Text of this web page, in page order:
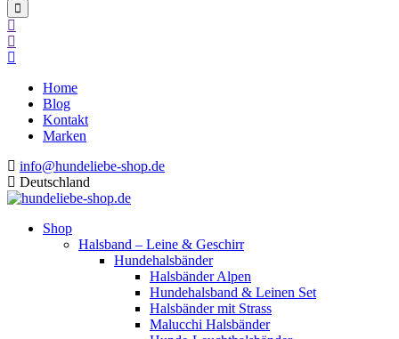
Home
Blog
Kontakt
Marken
info@hundeliebe-shop.de
Deutschland
Shop
Halsband – Leine & Geschirr
Hundehalsbänder
Halsbänder Alpen
Hundehalsband & Leinen Set
Halsbänder mit Strass
Malucchi Halsbänder